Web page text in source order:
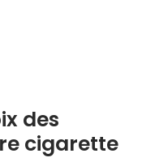
des
cigarette